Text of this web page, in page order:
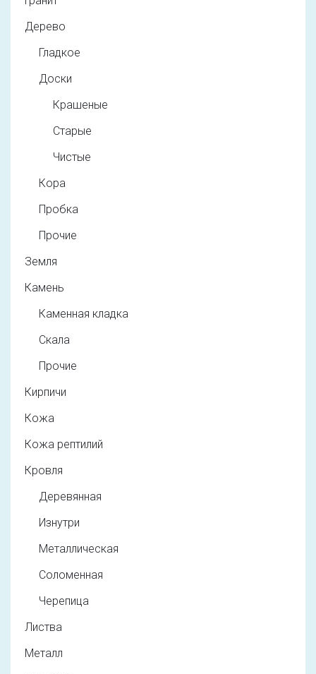
Дерево
Гладкое
Доски
Крашеные
Старые
Чистые
Кора
Пробка
Прочие
Земля
Камень
Каменная кладка
Скала
Прочие
Кирпичи
Кожа
Кожа рептилий
Кровля
Деревянная
Изнутри
Металлическая
Соломенная
Черепица
Листва
Металл